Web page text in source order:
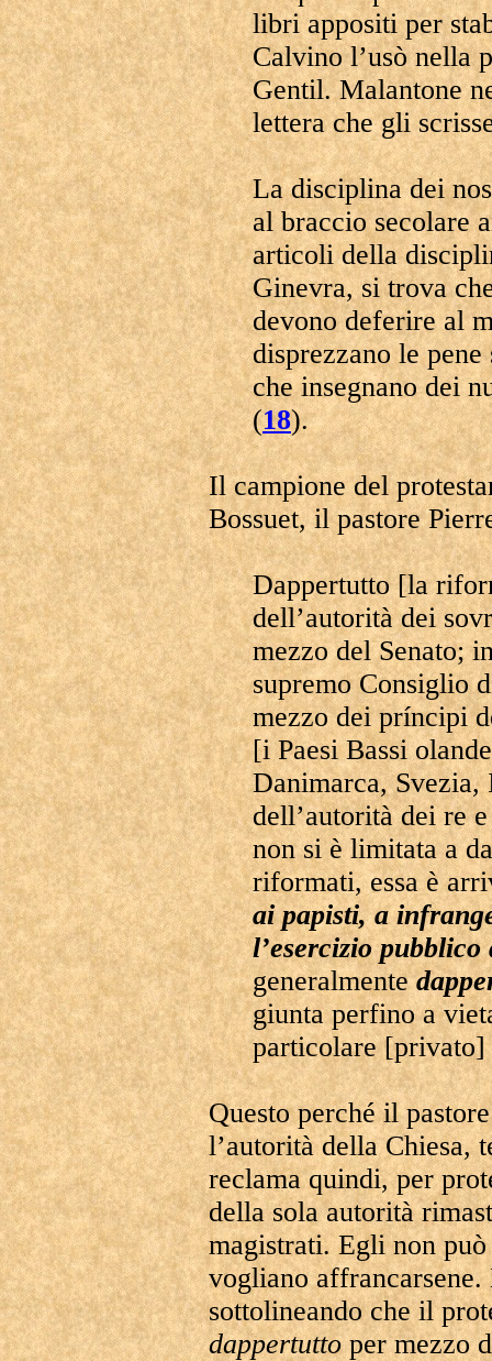
libri appositi per
Calvino l’usò nella
Gentil. Malantone
lettera che gli
La disciplina dei
al braccio secolare
articoli della
Ginevra, si trova
devono deferire al
disprezzano le
che insegnano dei
(18).
Il campione del
Bossuet, il pastore
Dappertutto [la
dell’autorità dei
mezzo del Senato;
supremo Consiglio
mezzo dei príncipi
[i Paesi Bassi
Danimarca,
dell’autorità dei re
non si è limitata a
riformati, essa è
ai papisti, a
l’esercizio
generalmente
giunta perfino a
particolare [privato]
Questo perché il
l’autorità della Chiesa,
reclama quindi, per
della sola autorità
magistrati. Egli non
vogliano
sottolineando che il
dappertuttoper mezzo